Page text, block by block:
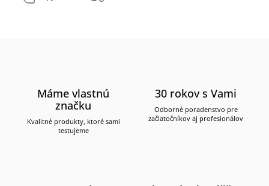
Máme vlastnú
značku
Kvalitné produkty, ktoré sami
testujeme
30 rokov s Vami
Odborné poradenstvo pre
začiatočníkov aj profesionálov